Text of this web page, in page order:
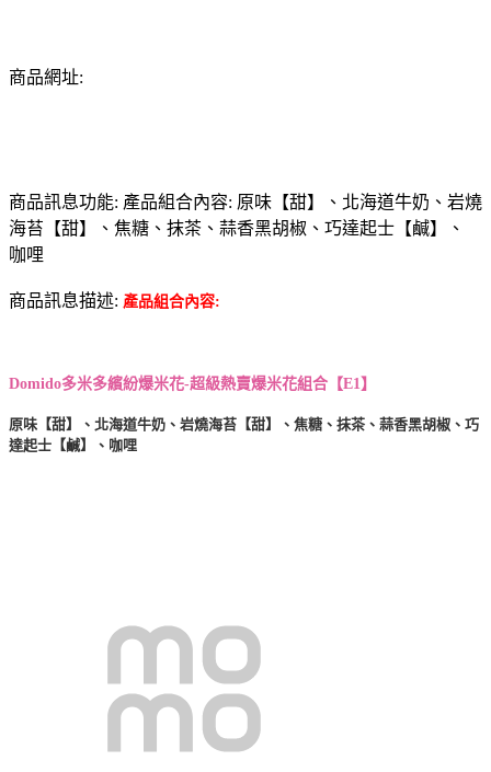
商品網址:
商品訊息功能: 產品組合內容: 原味【甜】、北海道牛奶、岩燒
海苔【甜】、焦糖、抹茶、蒜香黑胡椒、巧達起士【鹹】、
咖哩
商品訊息描述: 產品組合內容:
Domido多米多繽紛爆米花-超級熱賣爆米花組合【E1】
原味【甜】、北海道牛奶、岩燒海苔【甜】、焦糖、抹茶、蒜香黑胡椒、巧
達起士【鹹】、咖哩